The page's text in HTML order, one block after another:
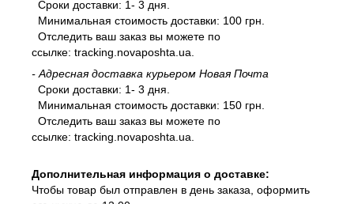
Сроки доставки: 1- 3 дня.
Минимальная стоимость доставки: 100 грн.
Отследить ваш заказ вы можете по
ссылке: tracking.novaposhta.ua.
- Адресная доставка курьером Новая Почта
Сроки доставки: 1- 3 дня.
Минимальная стоимость доставки: 150 грн.
Отследить ваш заказ вы можете по
ссылке: tracking.novaposhta.ua.
Дополнительная информация о доставке:
Чтобы товар был отправлен в день заказа, оформить